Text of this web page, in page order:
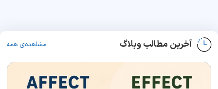
آخرین مطالب وبلاگ مشاهده‌ی همه